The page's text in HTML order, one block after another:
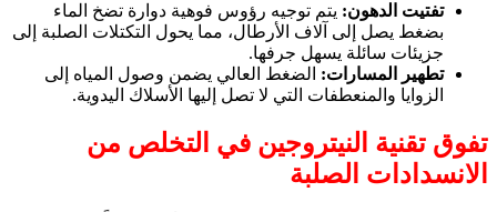
تفتيت الدهون: يتم توجيه رؤوس فوهية دوارة تضخ الماء
بضغط يصل إلى آلاف الأرطال، مما يحول التكتلات الصلبة إلى
جزيئات سائلة يسهل جرفها.
تطهير المسارات: الضغط العالي يضمن وصول المياه إلى
الزوايا والمنعطفات التي لا تصل إليها الأسلاك اليدوية.
تفوق تقنية النيتروجين في التخلص من
الانسدادات الصلبة